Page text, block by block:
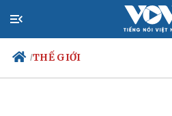
/THẾ GIỚI